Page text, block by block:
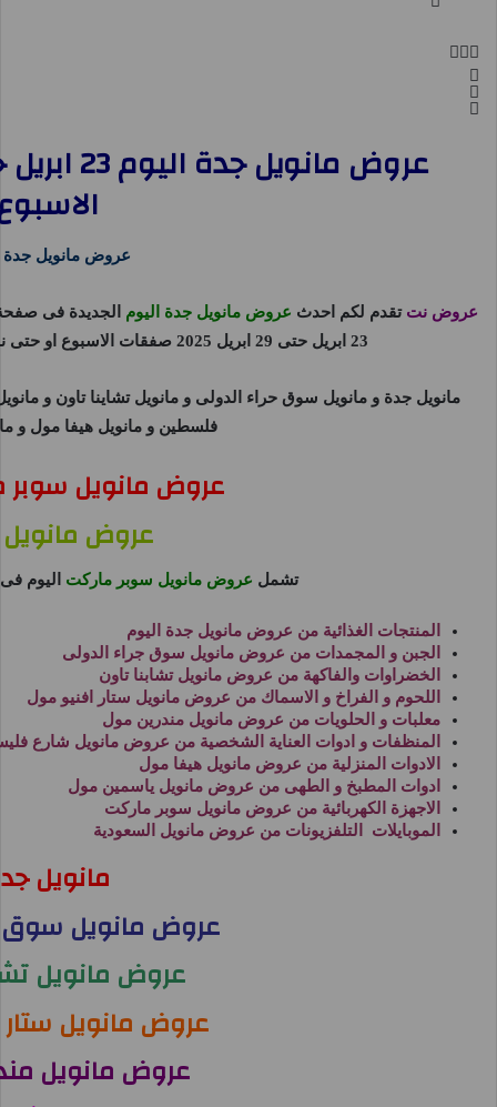
عروض مانويل جدة
عروض نت تقدم لكم احدث عروض مانويل جدة اليوم
الجديدة فى
23 ابريل حتى 29 ابريل 2025 صفقات الاسبوع او حتى نفاذ الكمية من
مانويل جدة و مانويل سوق حراء الدولى و مانويل تشاينا تاون و
فلسطين و مانويل هيفا مول و
عروض مانويل سوبر
عروض مانويل
تشمل عروض مانويل سوبر ماركت اليوم
المنتجات الغذائية من عروض مانويل جدة اليوم
الجبن و المجمدات من عروض مانويل سوق جراء الدولى
الخضراوات والفاكهة من عروض مانويل تشابنا تاون
اللحوم و الفراخ و الاسماك من عروض مانويل ستار افنيو مول
معلبات و الحلويات من عروض مانويل مندرين مول
المنظفات و ادوات العناية الشخصية من عروض مانويل شارع
الادوات المنزلية من عروض مانويل هيفا مول
ادوات المطبخ و الطهى من عروض مانويل ياسمين مول
الاجهزة الكهربائية من عروض مانويل سوبر ماركت
الموبايلات التلفزيونات من عروض مانويل السعودية
مانويل
عروض مانويل سوق
عروض مانويل
عروض مانويل
عروض مانويل